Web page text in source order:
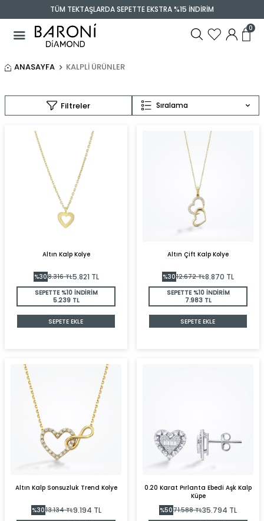
TÜM TEKTAŞLARDA SEPETTE EKSTRA %15 İNDİRİM
0
ANASAYFA KALPLI ÜRÜNLER
Filtreler Sıralama
Altın Kalp Kolye
%308.316TL5.821 TL
SEPETTE %10 İNDİRİM
5.239 TL
SEPETE EKLE
Altın Çift Kalp Kolye
%3012.672TL8.870 TL
SEPETTE %10 İNDİRİM
7.983 TL
SEPETE EKLE
Altın Kalp Sonsuzluk Trend Kolye
%3013.134TL9.194 TL
0.20 Karat Pırlanta Ebedi Aşk Kalp
Küpe
%5071.588TL35.794 TL